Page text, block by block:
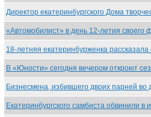
Директор екатеринбургского Дома
«Автомобилист» в день 12-летия своего
18-летняя екатеринбурженка
В «Юности» сегодня вечером откроют
Бизнесмена, избившего двоих парней
Екатеринбургского самбиста обвинили